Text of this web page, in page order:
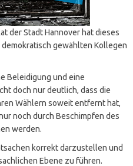
der Stadt Hannover hat dieses
gewählten Kollegen
Beleidigung und eine
doch nur deutlich, dass die
Wählern soweit entfernt hat,
noch durch Beschimpfen des
werden.
korrekt darzustellen und
Ebene zu führen.